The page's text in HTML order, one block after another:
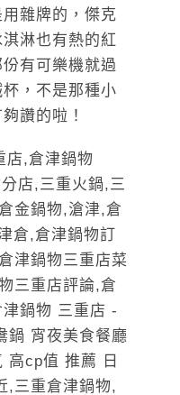
雜牌的，傑克
淋也有熱的紅
有可樂機就過
，不是那種小
讚的啦！